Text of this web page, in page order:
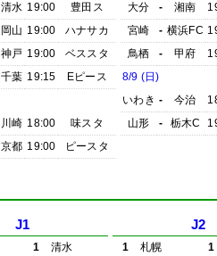
清水 19:00
豊田ス
岡山 19:00
ハナサカ
神戸 19:00
ベススタ
千葉 19:15
Eピース
川崎 18:00
味スタ
京都 19:00 ピースタ
大分
- 湘南
宮崎
- 横浜FC
鳥栖
- 甲府
8/9 (日)
いわき - 今治
山形
- 栃木C
J1
1
清水
J2
1 札幌
1